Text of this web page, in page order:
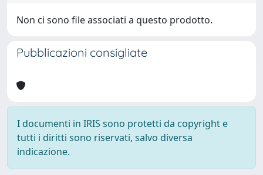
Non ci sono file associati a questo prodotto.
Pubblicazioni consigliate
I documenti in IRIS sono protetti da copyright e
tutti i diritti sono riservati, salvo diversa
indicazione.